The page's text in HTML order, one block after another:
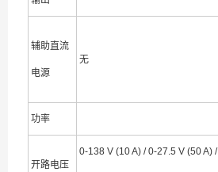
辅助直流
电源
无
功率
开路电压
0-138 V (10 A) / 0-27.5 V (50 A) /